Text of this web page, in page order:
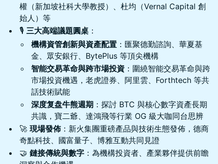
權（新加坡社科大學教授）、杜均（Vernal Capital 創
始人）等
🎙️ 三大高端議題圓桌 ：
機構資管創新與資產配置 ：匯聚德勤諮詢、華夏基
金、眾安銀行、BytePlus 等頂尖機構
智能交易革命與跨市場投資 ：圍繞智能交易革命與跨
市場投資機遇，老虎證券、阿里雲、Forthtech 等共
話技術賦能
深度复盘牛熊週期 ：探討 BTC 與核心數字資產長期
共識，寶二爺、達鴻飛等行業 OG 級大咖同台思辨
🚀 現場發佈：新火集團重磅產品與技術生態發佈，德商
奇點科技、國富量子、博雅互動共同見證
🤝 鏈接傳統與數字 ：為機構投資者、產業夥伴提供前瞻